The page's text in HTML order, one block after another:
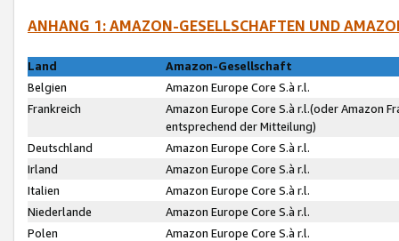
ANHANG 1: AMAZON-GESELLSCHAFTEN UND
Land
Amazon-Gesellschaft
Belgien
Amazon Europe Core S.à r.l.
Frankreich
Amazon Europe Core S.à r.l.(oder Amazon
entsprechend der Mitteilung)
Deutschland
Amazon Europe Core S.à r.l.
Irland
Amazon Europe Core S.à r.l.
Italien
Amazon Europe Core S.à r.l.
Niederlande
Amazon Europe Core S.à r.l.
Polen
Amazon Europe Core S.à r.l.